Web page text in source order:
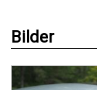
Bilder